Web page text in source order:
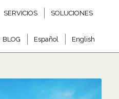
SERVICIOS SOLUCIONES
BLOG Español English